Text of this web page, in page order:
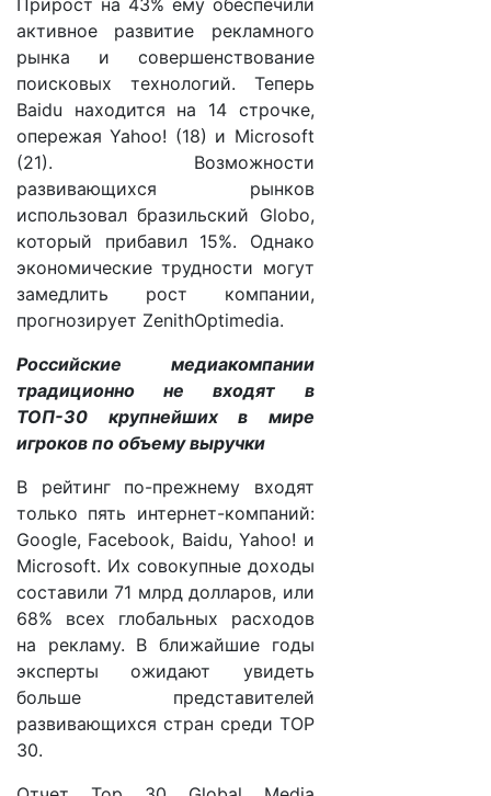
Прирост на 43% ему обеспечили
активное развитие рекламного
рынка и совершенствование
поисковых технологий. Теперь
Baidu находится на 14 строчке,
опережая Yahoo! (18) и Microsoft
(21). Возможности
развивающихся рынков
использовал бразильский Globo,
который прибавил 15%. Однако
экономические трудности могут
замедлить рост компании,
прогнозирует ZenithOptimedia.
Российские медиакомпании
традиционно не входят в
ТОП-30 крупнейших в мире
игроков по объему выручки
В рейтинг по-прежнему входят
только пять интернет-компаний:
Google, Facebook, Baidu, Yahoo! и
Microsoft. Их совокупные доходы
составили 71 млрд долларов, или
68% всех глобальных расходов
на рекламу. В ближайшие годы
эксперты ожидают увидеть
больше представителей
развивающихся стран среди TOP
30.